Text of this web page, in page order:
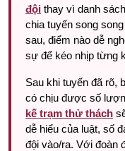
đội thay vì danh
chia tuyến song
sau, điểm nào dễ
sự để kéo nhịp từng
Sau khi tuyến đã rõ,
có chịu được số
kế trạm thử thách
dễ hiểu của luật, số
đội vào/ra. Với đoàn